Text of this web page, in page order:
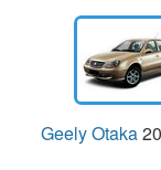
Geely Otaka